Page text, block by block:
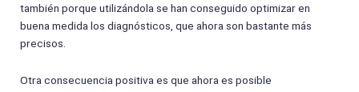
también porque utilizándola se han conseguido optimizar en
buena medida los diagnósticos, que ahora son bastante más
precisos.
Otra consecuencia positiva es que ahora es posible